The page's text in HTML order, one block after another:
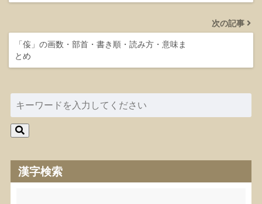
次の記事
「侫」の画数・部首・書き順・読み方・意味ま
とめ
漢字検索